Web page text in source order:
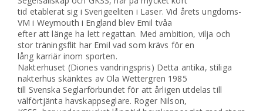
tid etablerat sig i Sverigeeliten i Laser. Vid årets ungdoms-
VM i Weymouth i England blev Emil tvåa
efter att länge ha lett regattan. Med ambition, vilja och
stor träningsflit har Emil vad som krävs för en
lång karriär inom sporten.
Nakterhuset (Diones vandringspris) Detta antika, stiliga
nakterhus skänktes av Ola Wettergren 1985
till Svenska Seglarförbundet för att årligen utdelas till
välförtjänta havskappseglare. Roger Nilson,